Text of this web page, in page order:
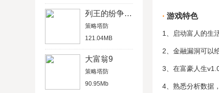
列王的纷争官网版
策略塔防
121.04MB
大富翁9
策略塔防
90.95Mb
游戏特色
1、启动富人的生
2、金融漏洞可以
3、在富豪人生
4、熟悉分析数据